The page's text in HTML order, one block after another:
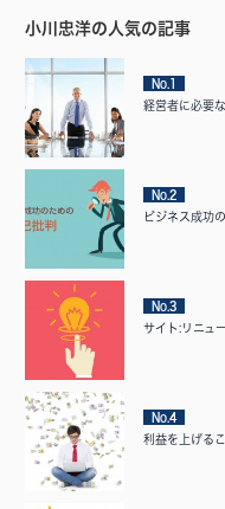
小川忠洋の人気の記事
No.1
経営者に必要
No.2
ビジネス成功
No.3
サイト:リニュ
No.4
利益を上げる